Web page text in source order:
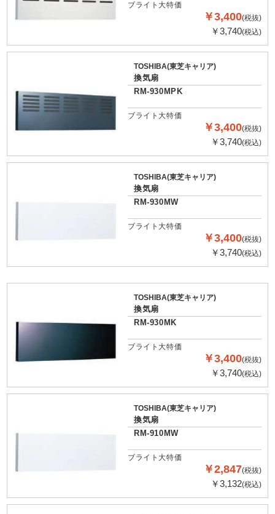
ブライト大特価
￥3,400(税抜)
￥3,740(税込)
TOSHIBA(東芝キャリア)
換気扇
RM-930MPK
ブライト大特価
￥3,400(税抜)
￥3,740(税込)
TOSHIBA(東芝キャリア)
換気扇
RM-930MW
ブライト大特価
￥3,400(税抜)
￥3,740(税込)
TOSHIBA(東芝キャリア)
換気扇
RM-930MK
ブライト大特価
￥3,400(税抜)
￥3,740(税込)
TOSHIBA(東芝キャリア)
換気扇
RM-910MW
ブライト大特価
￥2,847(税抜)
￥3,132(税込)